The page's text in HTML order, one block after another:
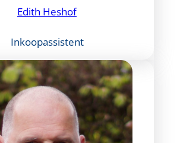
Edith Heshof
Inkoopassistent